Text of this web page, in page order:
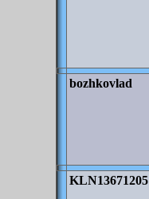
bozhkovlad
KLN13671205